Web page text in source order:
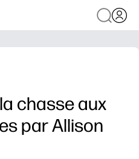
chasse aux
par Allison